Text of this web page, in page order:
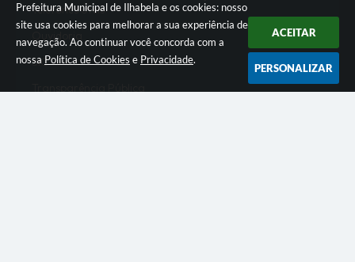
Prefeitura Municipal de Ilhabela e os cookies: nosso
site usa cookies para melhorar a sua experiência de
navegação. Ao continuar você concorda com a
nossa Política de Cookies e Privacidade.
ACEITAR
PERSONALIZAR
Telefones Úteis
Ouvidoria
SIC